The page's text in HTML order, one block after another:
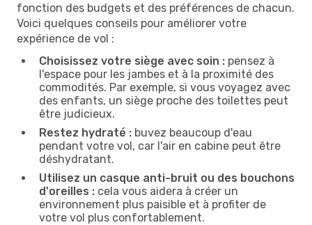
fonction des budgets et des préférences de chacun.
Voici quelques conseils pour améliorer votre
expérience de vol :
Choisissez votre siège avec soin : pensez à
l'espace pour les jambes et à la proximité des
commodités. Par exemple, si vous voyagez avec
des enfants, un siège proche des toilettes peut
être judicieux.
Restez hydraté : buvez beaucoup d'eau
pendant votre vol, car l'air en cabine peut être
déshydratant.
Utilisez un casque anti-bruit ou des bouchons
d'oreilles : cela vous aidera à créer un
environnement plus paisible et à profiter de
votre vol plus confortablement.